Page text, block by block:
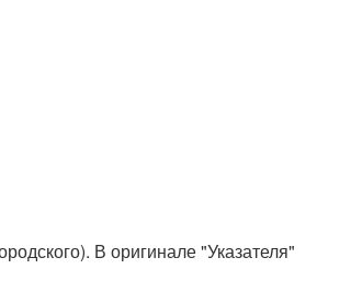
В оригинале "Указателя"